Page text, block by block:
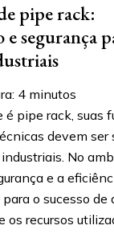
pipe rack:
e segurança
4 minutos
é pipe rack, suas
devem ser
No
e a
o sucesso de
os recursos